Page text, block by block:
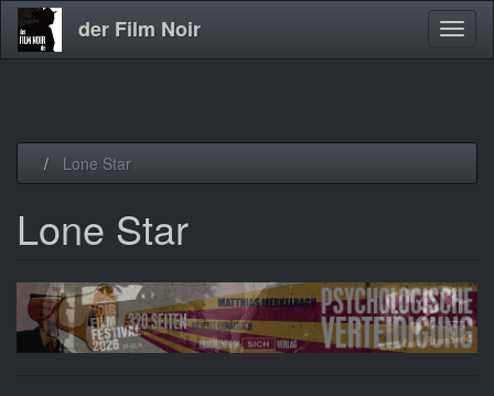
der Film Noir
Lone Star
Lone Star